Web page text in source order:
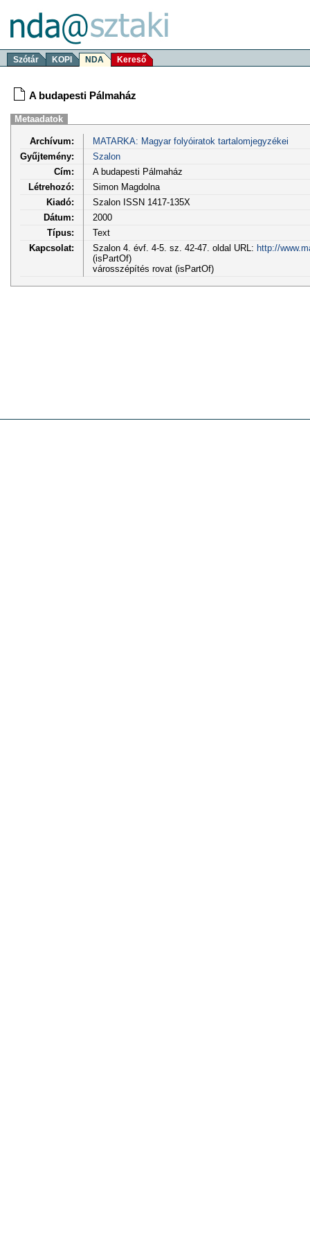
Szótár KOPI NDA Kereső
A budapesti Pálmaház
Metaadatok
Archívum:
MATARKA: Magyar folyóiratok tartalomjegyzékei
Gyűjtemény:
Szalon
Cím:
A budapesti Pálmaház
Létrehozó:
Simon Magdolna
Kiadó:
Szalon ISSN 1417-135X
Dátum:
2000
Típus:
Text
Kapcsolat:
Szalon 4. évf. 4-5. sz. 42-47. oldal URL: http://
(isPartOf)
városszépítés rovat (isPartOf)